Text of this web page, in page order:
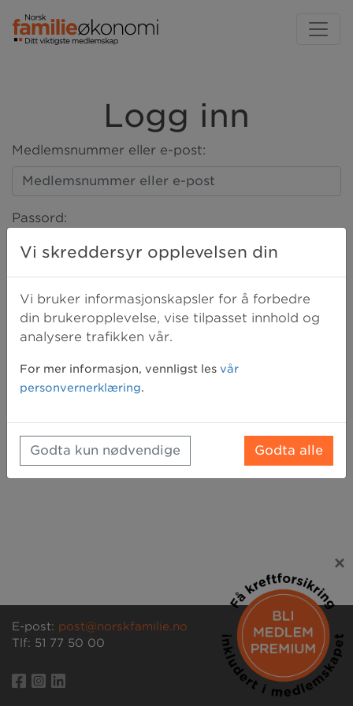
Logg inn
Medlemsnummer eller e-post:
Passord:
LOGG INN
E-post: post@norskfamilie.no
Tlf: 51 77 50 00
×
Vi skreddersyr opplevelsen din
Vi bruker informasjonskapsler for å forbedre
din brukeropplevelse, vise tilpasset innhold og
analysere trafikken vår.
For mer informasjon, vennligst les vår
personvernerklæring.
Godta kun nødvendige Godta alle